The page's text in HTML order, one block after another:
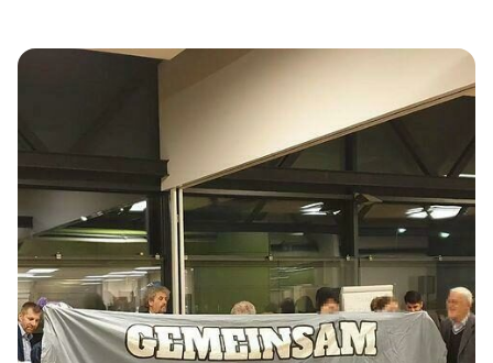
Geschäfte um die Umsätze ihres